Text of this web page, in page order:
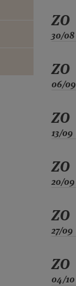
ZO
30/08
ZO
06/09
ZO
13/09
ZO
20/09
ZO
27/09
ZO
04/10